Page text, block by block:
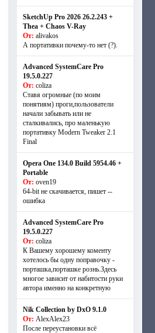
SketchUp Pro 2026 26.2.243 +
Thea + Chaos V-Ray
От: alivakos
А портативки почему-то нет (?).
Advanced SystemCare Pro
19.5.0.227
От: coliza
Ставя огромные (по моим
понятиям) проги,пользователи
начали забывать или не
сталкивались, про маленькую
портативку Modern Tweaker 2.1
Final
Opera One 134.0 Build 5954.46 +
Portable
От: oven19
64-bit не скачивается, пишет --
ошибка
Advanced SystemCare Pro
19.5.0.227
От: coliza
К Вашему хорошему коменту
хотелось бы одну поправочку -
порташка,порташке рознь.Здесь
многое зависит от набитости руки
автора именно на конкретную
Nik Collection by DxO 9.1.0
От: AlexAlex23
После переустановки всё